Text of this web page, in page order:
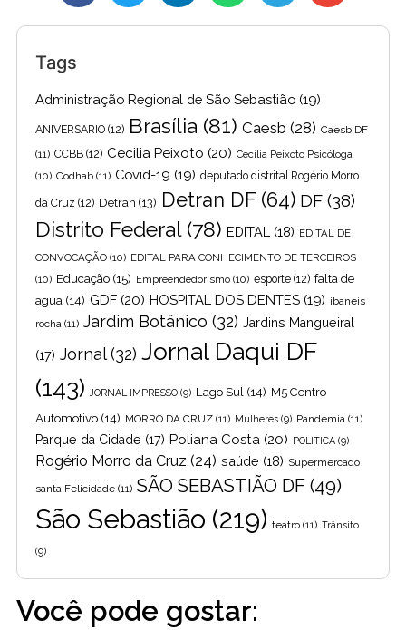
Tags
Administração Regional de São Sebastião (19)
ANIVERSARIO (12) Brasília (81) Caesb (28) Caesb DF
(11) CCBB (12) Cecilia Peixoto (20) Cecília Peixoto Psicóloga
(10) Codhab (11) Covid-19 (19) deputado distrital Rogério Morro
da Cruz (12) Detran (13) Detran DF(64) DF (38)
Distrito Federal(78) EDITAL (18) EDITAL DE
CONVOCAÇÃO (10) EDITAL PARA CONHECIMENTO DE TERCEIROS
(10) Educação (15) Empreendedorismo (10) esporte (12) falta de
agua (14) GDF (20) HOSPITAL DOS DENTES (19) ibaneis
rocha (11) Jardim Botânico (32) Jardins Mangueiral
(17) Jornal(32) Jornal Daqui DF
(143)
JORNAL IMPRESSO (9) Lago Sul (14) M5 Centro
Automotivo (14) MORRO DA CRUZ (11) Mulheres (9) Pandemia (11)
Parque da Cidade (17) Poliana Costa (20) POLITICA (9)
Rogério Morro da Cruz (24) saúde (18) Supermercado
santa Felicidade (11) SÃO SEBASTIÃO DF (49)
São Sebastião (219) teatro (11) Trânsito
(9)
Você pode gostar: